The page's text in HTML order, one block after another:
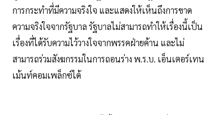
การกระทำที่มีความจริงใจ และแสดงให้เห็นถึงการขาด
ความจริงใจจากรัฐบาล รัฐบาลไม่สามารถทำให้เรื่องนี้เป็น
เรื่องที่ได้รับความไว้วางใจจากพรรคฝ่ายค้าน และไม่
สามารถร่วมสังฆกรรมในการถอนร่าง พ.ร.บ. เอ็นเตอร์เทน
เม้นท์คอมเพล็กซ์ได้